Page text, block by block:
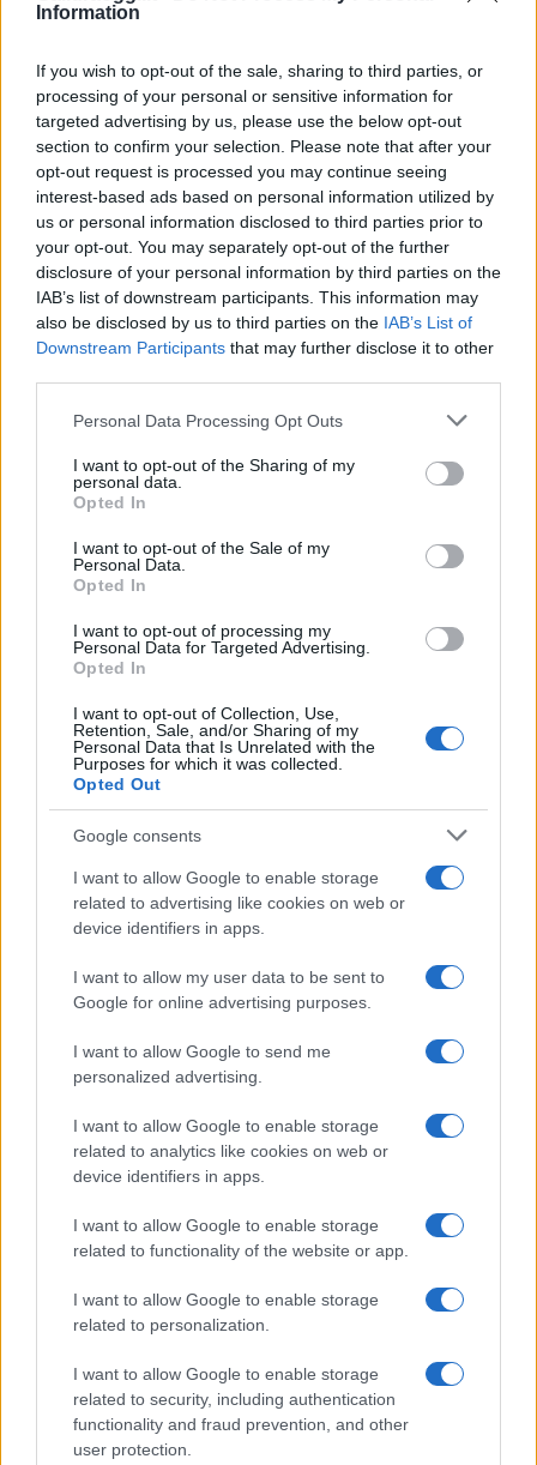
Information
If you wish to opt-out of the sale, sharing to third parties, or
processing of your personal or sensitive information for
targeted advertising by us, please use the below opt-out
section to confirm your selection. Please note that after your
opt-out request is processed you may continue seeing
interest-based ads based on personal information utilized by
us or personal information disclosed to third parties prior to
your opt-out. You may separately opt-out of the further
disclosure of your personal information by third parties on the
IAB’s list of downstream participants. This information may
also be disclosed by us to third parties on the IAB’s List of
Downstream Participants that may further disclose it to other
Please note that this website/app uses one or more Google
not limited to your visit or usage behaviour. You may click to
grant or deny consent to Google and its third-party tags to
use your data for below specified purposes in below Google
consent section.
Personal Data Processing Opt Outs
I want to opt-out of the Sharing of my
personal data.
Opted In
I want to opt-out of the Sale of my
Personal Data.
Opted In
I want to opt-out of processing my
Personal Data for Targeted Advertising.
Opted In
I want to opt-out of Collection, Use,
Retention, Sale, and/or Sharing of my
Personal Data that Is Unrelated with the
Purposes for which it was collected.
Opted Out
Google consents
I want to allow Google to enable storage
related to advertising like cookies on web or
device identifiers in apps.
I want to allow my user data to be sent to
Google for online advertising purposes.
I want to allow Google to send me
personalized advertising.
I want to allow Google to enable storage
related to analytics like cookies on web or
device identifiers in apps.
I want to allow Google to enable storage
related to functionality of the website or app.
I want to allow Google to enable storage
related to personalization.
I want to allow Google to enable storage
related to security, including authentication
functionality and fraud prevention, and other
user protection.
Liceo Scientifico Olbia
Inviaci le tue segnalazioni,
i tuoi video e le tue foto
Su WhatsApp al numero +39
345 356 7512
Notizie in tempo reale?
Entra nel canale telegram di
GalluraOggi.it
Condividi l'articolo
F
a
ce
b
o
o
T
w
it
te
r
Pi
n
te
re
st
W
h
at
A
p
S
h
a
Articolo precedente
Prossimo articolo
NOTIZIE RECENTI
Le previsioni meteo per il weekend a Olbia e in
Gallura
Michelle Hunziker in Gallura, bella anche dal
vivo: un amico vip svela come fa
Calangianus, dopo le polemiche il centro
accoglienza minori chiude
Olbia, divieto di sosta contro spaccio e degrado:
Pausa caffè impeccabile: come scegliere la
soluzione ideale per la casa e l’ufficio